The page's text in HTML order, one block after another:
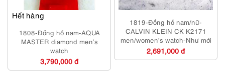
Hết hàng
1808-Đồng hồ nam-AQUA
MASTER diamond men’s
watch
3,790,000 đ
1819-Đồng hồ nam/nữ-
CALVIN KLEIN CK K2171
men/women’s watch-Như mới
2,691,000 đ